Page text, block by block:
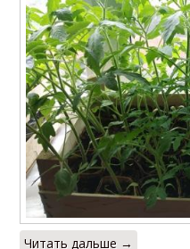
Читать дальше →